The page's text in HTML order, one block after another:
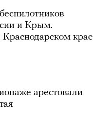
и Крым.
крае
арестовали